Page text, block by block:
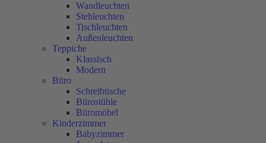
Wandleuchten
Stehleuchten
Tischleuchten
Außenleuchten
Teppiche
Klassisch
Modern
Büro
Schreibtische
Bürostühle
Büromöbel
Kinderzimmer
Babyzimmer